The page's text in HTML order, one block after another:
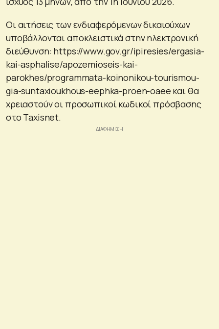
Οι αιτήσεις των ενδιαφερόμενων δικαιούχων
υποβάλλονται αποκλειστικά στην ηλεκτρονική
διεύθυνση: https://www.gov.gr/ipiresies/ergasia-
kai-asphalise/apozemioseis-kai-
parokhes/programmata-koinonikou-tourismou-
gia-suntaxioukhous-eephka-proen-oaee και θα
χρειαστούν οι προσωπικοί κωδικοί πρόσβασης
στο Taxisnet.